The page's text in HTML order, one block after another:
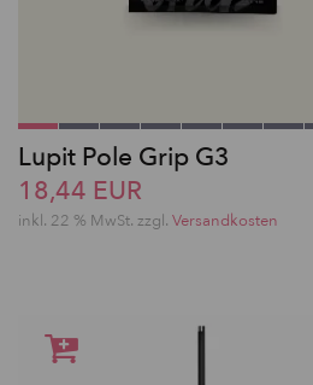
Lupit Pole Grip G3
18,44 EUR
inkl. 22 % MwSt. zzgl. Versandkosten